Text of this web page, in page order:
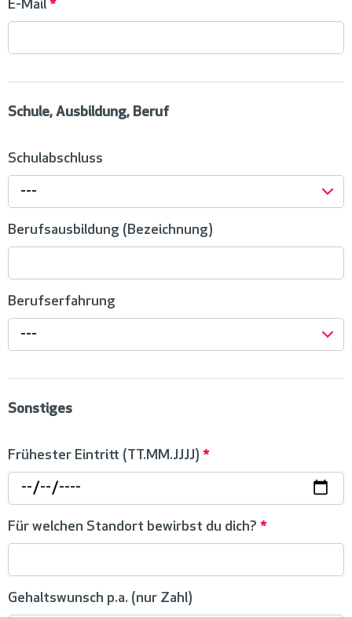
E-Mail *
Schule, Ausbildung, Beruf
Schulabschluss
---
Berufsausbildung (Bezeichnung)
Berufserfahrung
---
Sonstiges
Frühester Eintritt (TT.MM.JJJJ) *
Für welchen Standort bewirbst du dich? *
Gehaltswunsch p.a. (nur Zahl)